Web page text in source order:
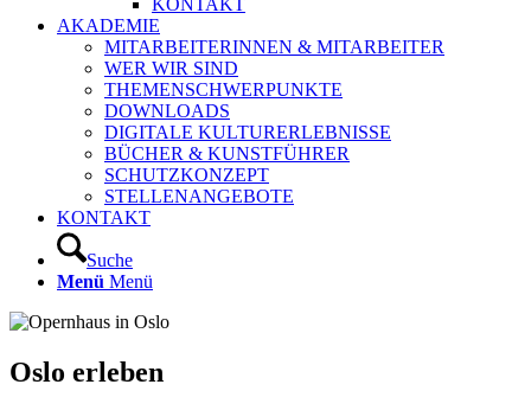
KONTAKT
AKADEMIE
MITARBEITERINNEN & MITARBEITER
WER WIR SIND
THEMENSCHWERPUNKTE
DOWNLOADS
DIGITALE KULTURERLEBNISSE
BÜCHER & KUNSTFÜHRER
SCHUTZKONZEPT
STELLENANGEBOTE
KONTAKT
Suche
Menü Menü
Oslo erleben